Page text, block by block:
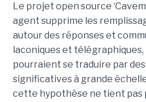
Le projet open source
agent supprime les
autour des réponses et
laconiques et
pourraient se traduire par
significatives à grande
cette hypothèse ne tient pas